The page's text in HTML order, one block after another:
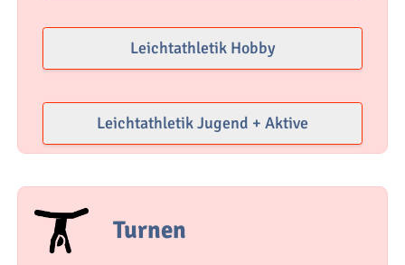
Leichtathletik Hobby
Leichtathletik Jugend + Aktive
Turnen